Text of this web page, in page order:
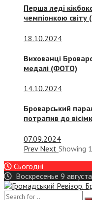
Перша леді
чемпіонкою
18.10.2024
Вихованці
медалі (ФОТО)
14.10.2024
Броварський
потрапив до
07.09.2024
Prev Next Showing 1
Сьогодні
Воскресенье 9